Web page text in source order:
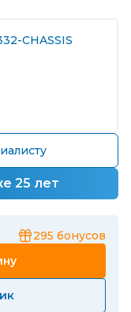
CHASSIS
25 лет
295 бонусов